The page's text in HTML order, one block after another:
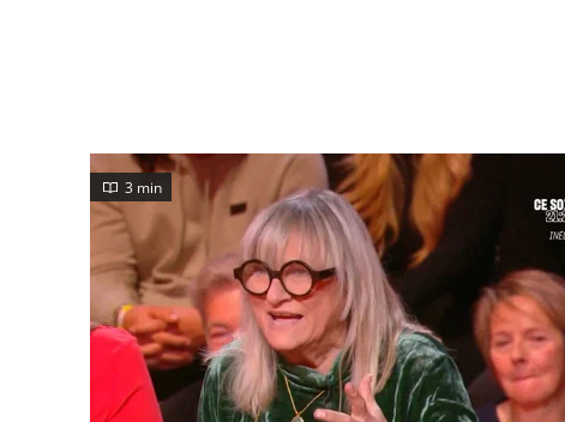
3 min